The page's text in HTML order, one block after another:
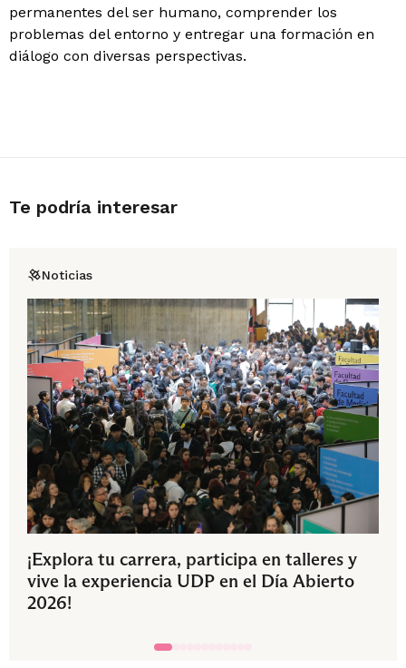
permanentes del ser humano, comprender los
problemas del entorno y entregar una formación en
diálogo con diversas perspectivas.
Te podría interesar
Noticias
¡Explora tu carrera, participa en talleres y
vive la experiencia UDP en el Día Abierto
2026!